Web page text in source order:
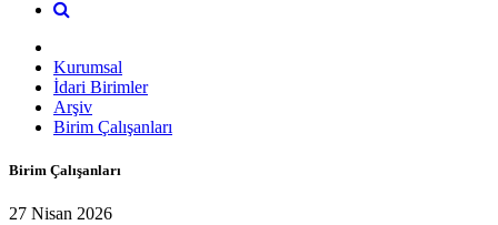
Kurumsal
İdari Birimler
Arşiv
Birim Çalışanları
Birim Çalışanları
27 Nisan 2026